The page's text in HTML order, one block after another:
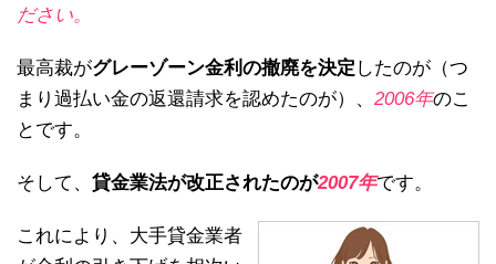
ださい。
最高裁がグレーゾーン金利の撤廃を決定 したのが（つ
まり過払い金の返還請求を認めたのが）、 2006年のこ
とです。
そして、 貸金業法が改正されたのが2007年です。
これにより、大手貸金業者